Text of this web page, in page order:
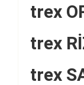
trex
trex
trex